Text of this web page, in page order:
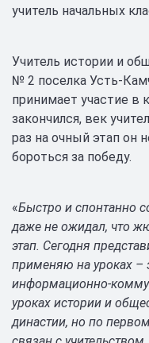
учитель начальных
Учитель истории и
№ 2 поселка Усть-
принимает участие в
закончился, век
раз на очный этап он
бороться за победу.
«Быстро и спонтанно
даже не ожидал, что
этап. Сегодня
применяю на уроках –
информационно-
уроках истории и
династии, но по